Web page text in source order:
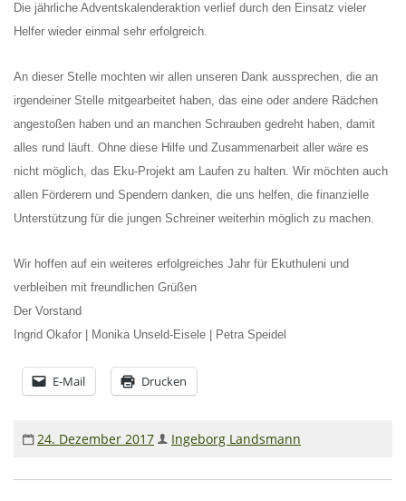
Die jährliche Adventskalenderaktion verlief durch den Einsatz vieler
Helfer wieder einmal sehr erfolgreich.
An dieser Stelle mochten wir allen unseren Dank aussprechen, die an
irgendeiner Stelle mitgearbeitet haben, das eine oder andere Rädchen
angestoßen haben und an manchen Schrauben gedreht haben, damit
alles rund läuft. Ohne diese Hilfe und Zusammenarbeit aller wäre es
nicht möglich, das Eku-Projekt am Laufen zu halten. Wir möchten auch
allen Förderern und Spendern danken, die uns helfen, die finanzielle
Unterstützung für die jungen Schreiner weiterhin möglich zu machen.
Wir hoffen auf ein weiteres erfolgreiches Jahr für Ekuthuleni und
verbleiben mit freundlichen Grüßen
Der Vorstand
Ingrid Okafor | Monika Unseld-Eisele | Petra Speidel
E-Mail Drucken
24. Dezember 2017 Ingeborg Landsmann